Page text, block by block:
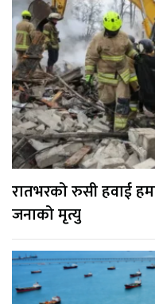
रातभरको रुसी हवाई
जनाको मृत्यु